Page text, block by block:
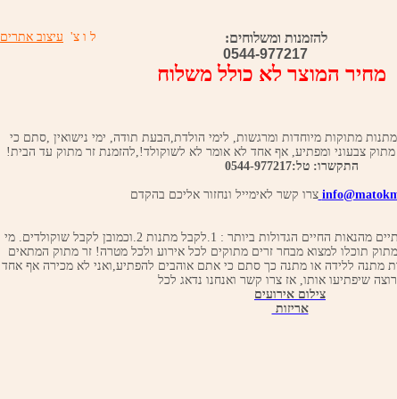
ל ו צ' עיצוב אתרים
ומשלוחים:
0544-977217
המוצר לא כולל משלוח
שנים עם מגוון מתנות מתוקות מיוחדות ומרגשות, לימי הולדת,הבעת תודה, ימי נישואין ,סתם כי
צבעוני ומפתיע, אף אחד לא אומר לא לשוקולד!,להזמנת זר מתוק עד הבית!
התקשרו: טל:0544-977217
צרו קשר לאימייל ונחזור אליכם בהקדם
הזרים המתוקים שלנו משלבים בין שתיים מהנאות החיים הגדולות ביותר : 1.לקבל מתנות 2.וכמובן לקבל שוקולדים. מי
תוכלו למצוא מבחר זרים מתוקים לכל אירוע ולכל מטרה! זר מתוק המתאים
מתנה ללידה או מתנה כך סתם כי אתם אוהבים להפתיע,ואני לא מכירה אף אחד
שיפתיעו אותו, אז צרו קשר ואנחנו נדאג לכל
צילום אירועים
אריזות